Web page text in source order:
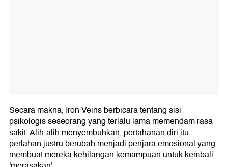
Secara makna, Iron Veins berbicara tentang sisi
psikologis seseorang yang terlalu lama memendam rasa
sakit. Alih-alih menyembuhkan, pertahanan diri itu
perlahan justru berubah menjadi penjara emosional yang
membuat mereka kehilangan kemampuan untuk kembali